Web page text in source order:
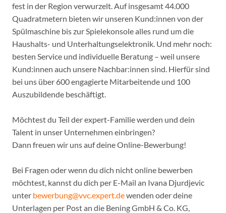
fest in der Region verwurzelt. Auf insgesamt 44.000
Quadratmetern bieten wir unseren Kund:innen von der
Spülmaschine bis zur Spielekonsole alles rund um die
Haushalts- und Unterhaltungselektronik. Und mehr noch:
besten Service und individuelle Beratung – weil unsere
Kund:innen auch unsere Nachbar:innen sind. Hierfür sind
bei uns über 600 engagierte Mitarbeitende und 100
Auszubildende beschäftigt.
Möchtest du Teil der expert-Familie werden und dein
Talent in unser Unternehmen einbringen?
Dann freuen wir uns auf deine Online-Bewerbung!
Bei Fragen oder wenn du dich nicht online bewerben
möchtest, kannst du dich per E-Mail an Ivana Djurdjevic
unter bewerbung@vvc.expert.dewenden oder deine
Unterlagen per Post an die Bening GmbH & Co. KG,